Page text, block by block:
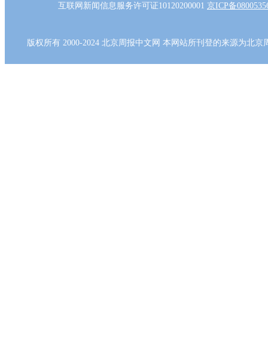
互联网新闻信息服务许可证10120200001 京ICP备
版权所有 2000-2024 北京周报中文网 本网站所刊登的来源为北